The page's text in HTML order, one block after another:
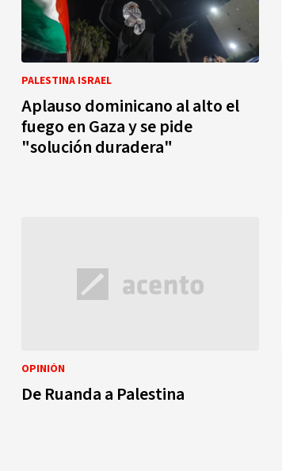
PALESTINA ISRAEL
Aplauso dominicano al alto el
fuego en Gaza y se pide
"solución duradera"
OPINIÓN
De Ruanda a Palestina